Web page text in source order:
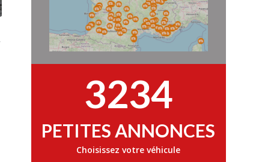
3234
PETITES ANNONCES
Choisissez votre véhicule